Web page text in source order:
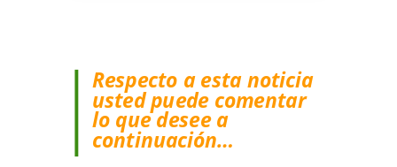
Respecto a esta noticia
usted puede comentar
lo que desee a
continuación…